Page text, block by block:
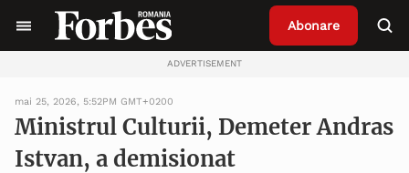
Abonare
ADVERTISEMENT
mai 25, 2026, 5:52PM GMT+0200
Ministrul Culturii, Demeter Andras
Istvan, a demisionat